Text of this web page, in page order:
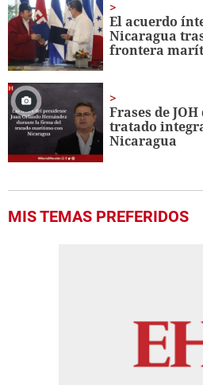
El acuerdo
Nicaragua
frontera
Frases de
tratado
Nicaragua
MIS TEMAS PREFERIDOS